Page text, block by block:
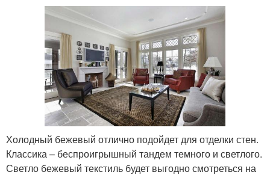
Холодный бежевый отлично подойдет для отделки стен.
Классика – беспроигрышный тандем темного и светлого.
Светло бежевый текстиль будет выгодно смотреться на